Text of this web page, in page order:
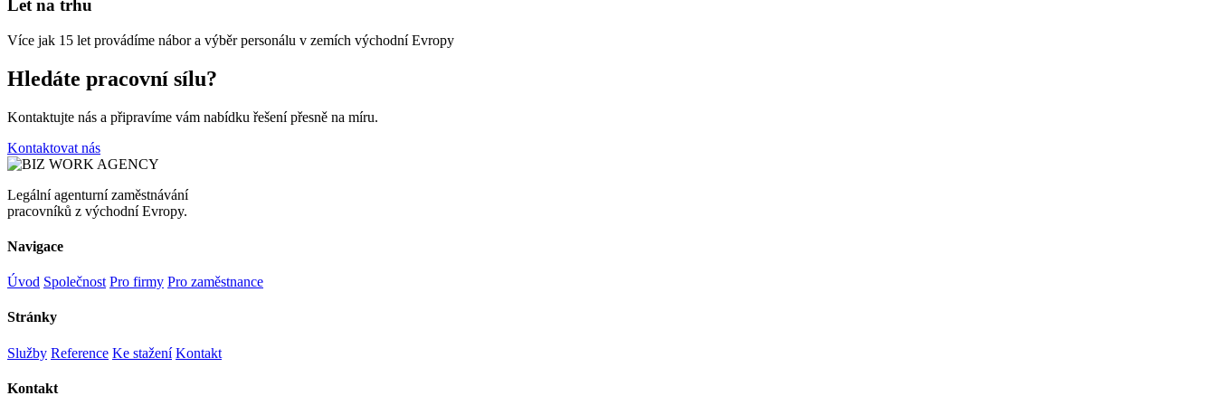
Let na trhu
Více jak 15 let provádíme nábor a výběr personálu v zemích východní Evropy
Hledáte pracovní sílu?
Kontaktujte nás a připravíme vám nabídku řešení přesně na míru.
Kontaktovat nás
Legální agenturní zaměstnávání
pracovníků z východní Evropy.
Navigace
Úvod Společnost Pro firmy Pro zaměstnance
Stránky
Služby Reference Ke stažení Kontakt
Kontakt